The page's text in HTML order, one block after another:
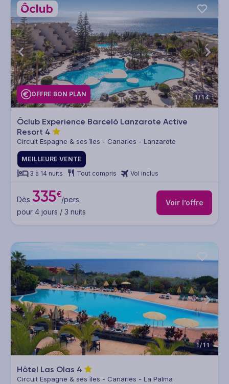
OFFRE BON PLAN 1/14
Ôclub Experience Barceló Lanzarote Active
Resort 4
Circuit Espagne & ses îles - Canaries - Lanzarote
MEILLEURE VENTE
3 à 14 nuits
Tout compris Vol inclus
Dès 335€/pers.
pour 4 jours / 3 nuits
Voir l’offre
1/11
Hôtel Las Olas 4
Circuit Espagne & ses îles - Canaries - La Palma